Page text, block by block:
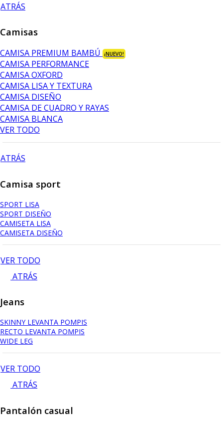
ATRÁS
Camisas
CAMISA PREMIUM BAMBÚ ¡NUEVO!
CAMISA PERFORMANCE
CAMISA OXFORD
CAMISA LISA Y TEXTURA
CAMISA DISEÑO
CAMISA DE CUADRO Y RAYAS
CAMISA BLANCA
VER TODO
ATRÁS
Camisa sport
SPORT LISA
SPORT DISEÑO
CAMISETA LISA
CAMISETA DISEÑO
VER TODO
ATRÁS
Jeans
SKINNY LEVANTA POMPIS
RECTO LEVANTA POMPIS
WIDE LEG
VER TODO
ATRÁS
Pantalón casual